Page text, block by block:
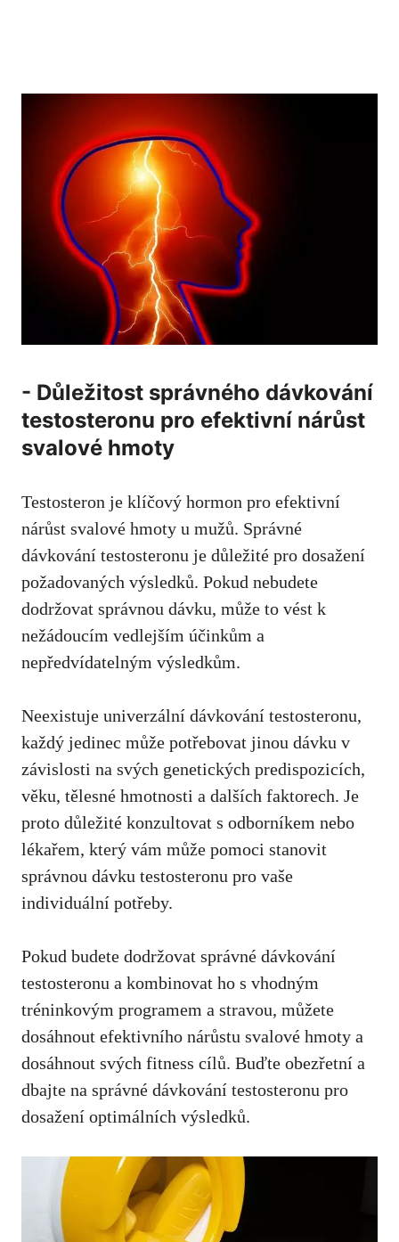
-​ Důležitost správného dávkování
testosteronu pro efektivní nárůst
svalové hmoty
Testosteron je klíčový ⁤hormon pro efektivní
nárůst svalové hmoty u mužů.​ Správné
dávkování testosteronu je důležité pro​ dosažení⁣
požadovaných výsledků.⁤ Pokud nebudete
dodržovat správnou dávku, může to vést k
nežádoucím vedlejším účinkům a
nepředvídatelným výsledkům.
Neexistuje univerzální​ dávkování‌ testosteronu,
každý jedinec může potřebovat‌ jinou dávku v
závislosti na svých⁣ genetických predispozicích, ​
věku, tělesné hmotnosti a dalších faktorech. Je
proto důležité ⁤konzultovat s odborníkem nebo
lékařem, který vám může pomoci stanovit
správnou dávku testosteronu​ pro vaše
individuální potřeby.
Pokud budete dodržovat správné​ dávkování⁢
testosteronu a kombinovat ho s vhodným
tréninkovým programem a stravou, můžete
dosáhnout efektivního nárůstu ​svalové hmoty a​
dosáhnout svých fitness cílů.⁢ Buďte​ obezřetní a
dbajte na správné dávkování testosteronu‌ pro
dosažení optimálních výsledků.